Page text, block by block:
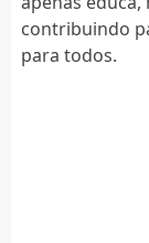
contribuindo
para todos.